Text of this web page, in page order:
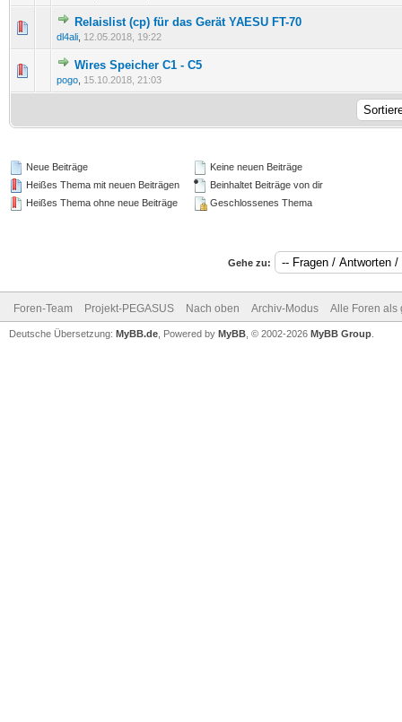
Relaislist (cp) für das Gerät YAESU FT-70
dl4ali 12.05.2018, 19:22
0 Bewertung(en) - 0 von 5 durchschnittlich
12345
Wires Speicher C1 - C5
pogo 15.10.2018, 21:03
0 Bewertung(en) - 0 von 5 durchschnittlich
12
Neue Beiträge
Heißes Thema mit neuen Beiträgen
Heißes Thema ohne neue Beiträge
Keine neuen Beiträge
Beinhaltet Beiträge von dir
Geschlossenes Thema
Gehe zu:
Foren-Team Projekt-PEGASUS Nach oben Archiv-Modus Alle Foren als
Deutsche Übersetzung: MyBB.de , Powered by MyBB , © 2002-2026 MyBB Group